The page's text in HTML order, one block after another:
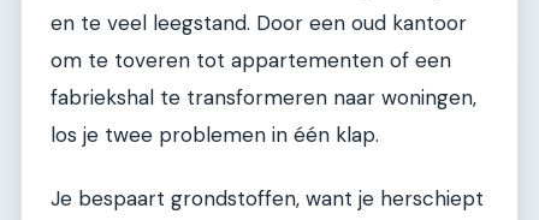
en te veel leegstand. Door een oud kantoor
om te toveren tot appartementen of een
fabriekshal te transformeren naar woningen,
los je twee problemen in één klap.
Je bespaart grondstoffen, want je herschiept